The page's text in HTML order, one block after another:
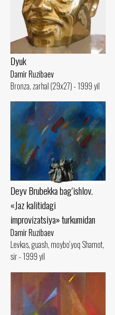
Dyuk
Damir Ruzibaev
Bronza, zarhal (29x27) - 1999 yil
Deyv Brubekka bag‘ishlov.
«Jaz kalitidagi
improvizatsiya» turkumidan
Damir Ruzibaev
Levkas, guash, moybo‘yoq Shamot,
sir - 1999 yil